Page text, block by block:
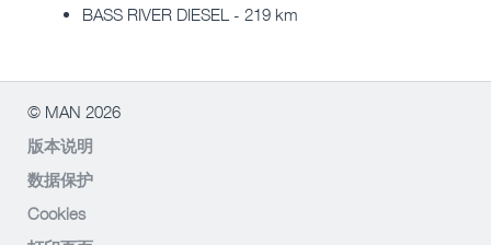
BASS RIVER DIESEL - 219 km
© MAN 2026
版本说明
数据保护
Cookies